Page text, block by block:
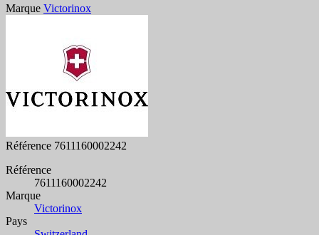
Marque Victorinox
Référence 7611160002242
Référence
7611160002242
Marque
Victorinox
Pays